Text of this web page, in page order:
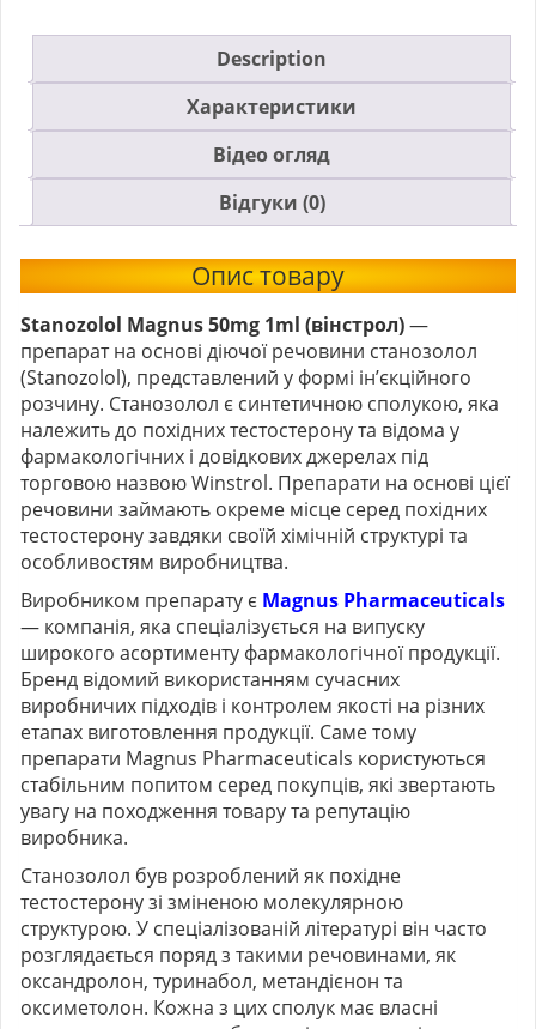
Description
Характеристики
Відео огляд
Відгуки (0)
Опис товару
Stanozolol Magnus 50mg 1ml (вінстрол)—
препарат на основі діючої речовини станозолол
(Stanozolol), представлений у формі ін’єкційного
розчину. Станозолол є синтетичною сполукою, яка
належить до похідних тестостерону та відома у
фармакологічних і довідкових джерелах під
торговою назвою Winstrol. Препарати на основі цієї
речовини займають окреме місце серед похідних
тестостерону завдяки своїй хімічній структурі та
особливостям виробництва.
Виробником препарату є Magnus Pharmaceuticals
— компанія, яка спеціалізується на випуску
широкого асортименту фармакологічної продукції.
Бренд відомий використанням сучасних
виробничих підходів і контролем якості на різних
етапах виготовлення продукції. Саме тому
препарати Magnus Pharmaceuticals користуються
стабільним попитом серед покупців, які звертають
увагу на походження товару та репутацію
виробника.
Станозолол був розроблений як похідне
тестостерону зі зміненою молекулярною
структурою. У спеціалізованій літературі він часто
розглядається поряд з такими речовинами, як
оксандролон, туринабол, метандієнон та
оксиметолон. Кожна з цих сполук має власні